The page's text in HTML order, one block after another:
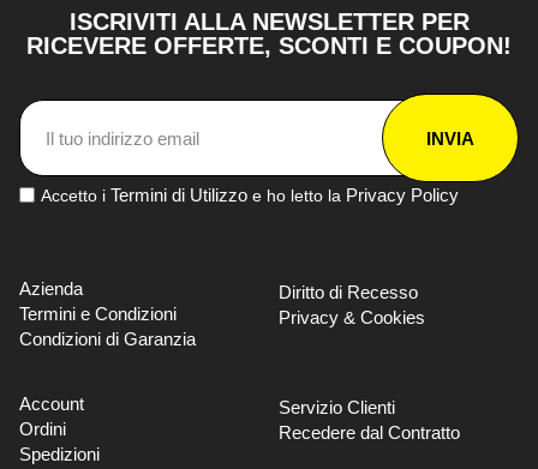
ISCRIVITI ALLA NEWSLETTER PER
RICEVERE OFFERTE, SCONTI E COUPON!
INVIA
Accetto i Termini di Utilizzo e ho letto la Privacy Policy
Azienda
Termini e Condizioni
Condizioni di Garanzia
Diritto di Recesso
Privacy & Cookies
Account
Ordini
Spedizioni
Servizio Clienti
Recedere dal Contratto